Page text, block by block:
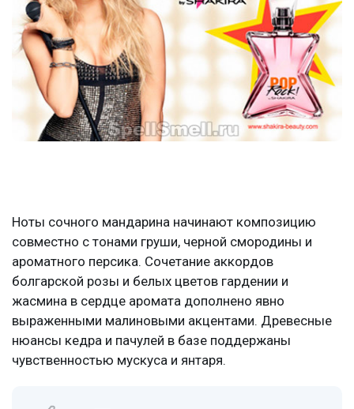
Ноты сочного мандарина начинают композицию
совместно с тонами груши, черной смородины и
ароматного персика. Сочетание аккордов
болгарской розы и белых цветов гардении и
жасмина в сердце аромата дополнено явно
выраженными малиновыми акцентами. Древесные
нюансы кедра и пачулей в базе поддержаны
чувственностью мускуса и янтаря.